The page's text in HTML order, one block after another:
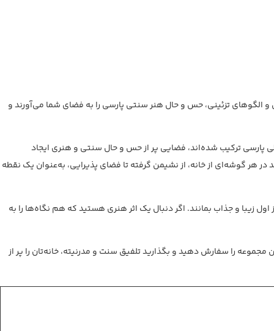
و الگوهای تزئینی، حس و حال هنر سنتی پارسی را به فضای شما می‌آورند و
پارسی ترکیب شده‌اند، فضایی پر از حس و حال سنتی و هنری ایجاد
هر گوشه‌ای از خانه، از نشیمن گرفته تا فضای پذیرایی، به‌عنوان یک نقطه
زیبا و جذاب بمانند. اگر دنبال یک اثر هنری هستید که هم نگاه‌ها را به
را سفارش دهید و بگذارید تلفیق سنت و مدرنیته، خانه‌تان را پر از